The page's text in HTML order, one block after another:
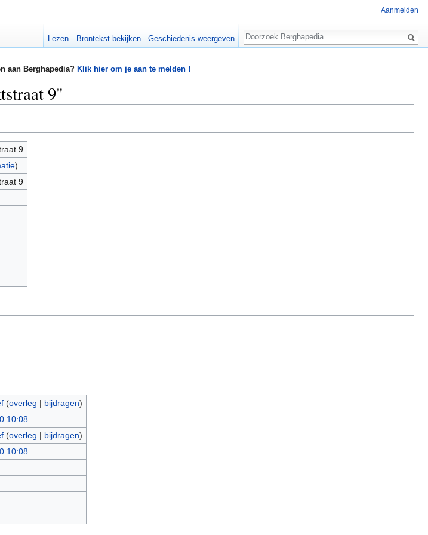
aan Berghapedia? Klik hier om je aan te melden !
9"
9
)
9
(overleg | bijdragen)
10:08
(overleg | bijdragen)
10:08
Aanmelden
Lezen Brontekst bekijken Geschiedenis weergeven
Zoeken